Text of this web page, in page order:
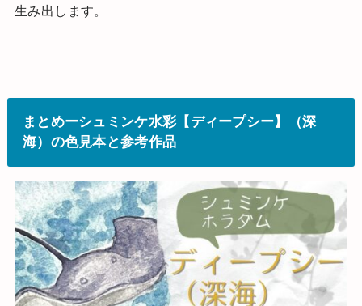
生み出します。
まとめーシュミンケ水彩【ディープシー】（深
海）の色見本と参考作品